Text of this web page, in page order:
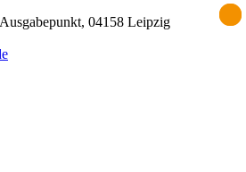
04158 Leipzig